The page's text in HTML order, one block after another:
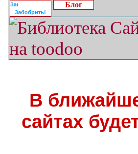
Забобрить!
Блог
В
сайтах